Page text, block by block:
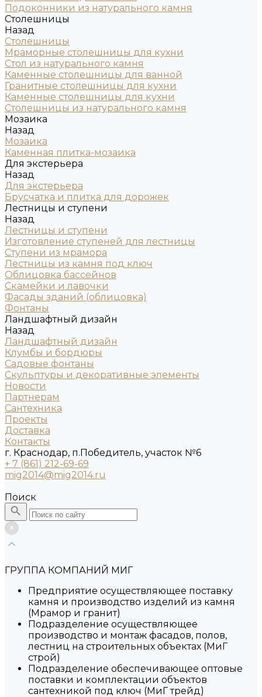
Подоконники из натурального камня
Столешницы
Назад
Столешницы
Мраморные столешницы для кухни
Стол из натурального камня
Каменные столешницы для ванной
Гранитные столешницы для кухни
Каменные столешницы для кухни
Столешницы из натурального камня
Мозаика
Назад
Мозаика
Каменная плитка-мозаика
Для экстерьера
Назад
Для экстерьера
Брусчатка и плитка для дорожек
Лестницы и ступени
Назад
Лестницы и ступени
Изготовление ступеней для лестницы
Ступени из мрамора
Лестницы из камня под ключ
Облицовка бассейнов
Скамейки и лавочки
Фасады зданий (облицовка)
Фонтаны
Ландшафтный дизайн
Назад
Ландшафтный дизайн
Клумбы и бордюры
Садовые фонтаны
Скульптуры и декоративные элементы
Новости
Партнерам
Сантехника
Проекты
Доставка
Контакты
г. Краснодар, п.Победитель, участок №6
+ 7 (861) 212-69-69
mig2014@mig2014.ru
Поиск
ГРУППА КОМПАНИЙ МИГ
Предприятие осуществляющее поставку
камня и производство изделий из камня
(Мрамор и гранит)
Подразделение осуществляющее
производство и монтаж фасадов, полов,
лестниц на строительных объектах (МиГ
строй)
Подразделение обеспечивающее оптовые
поставки и комплектации объектов
сантехникой под ключ (МиГ трейд)